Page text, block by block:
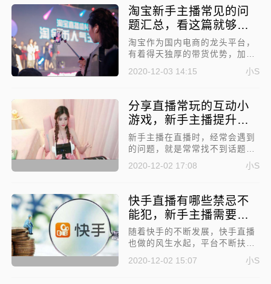
天就来分享一些新手主播必看：
在抖音直播需要事先了解的平台
术语!
淘宝新手主播常见的问
题汇总，看这篇就够
了！
淘宝作为国内电商的龙头平台，
有着得天独厚的带货优势，加上
用户量极其庞大，成为了众多主
播带货最青睐的平台之一。很多
别是新手主播，下面整理了淘宝
新手主播常见的问题汇总，可以
一起来看看!
2020-12-03 14:15 小S
分享直播常玩的互动小
游戏，新手主播提升人
气必备！
新手主播在直播时，经常会遇到
的问题，就是常常找不到话题，
让直播间陷入尴尬的境地。而是
否能够留住观众，直播间肯定是
播常玩的互动小游戏，新手主播
提升人气必备!
2020-12-02 17:08 小S
快手直播有哪些禁忌不
能犯，新手主播需要注
意了！
随着快手的不断发展，快手直播
也做的风生水起，平台不断扶
持，越来越多的新人主播加入进
来，但也是因为新人主播，所以
2020-12-02 15:07 小S